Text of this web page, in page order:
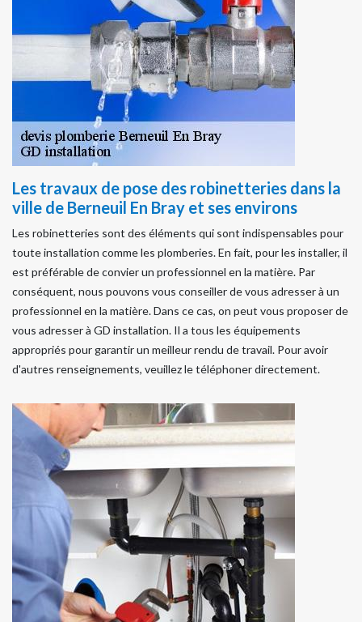
Les travaux de pose des robinetteries dans la
ville de Berneuil En Bray et ses environs
Les robinetteries sont des éléments qui sont indispensables pour
toute installation comme les plomberies. En fait, pour les installer, il
est préférable de convier un professionnel en la matière. Par
conséquent, nous pouvons vous conseiller de vous adresser à un
professionnel en la matière. Dans ce cas, on peut vous proposer de
vous adresser à GD installation. Il a tous les équipements
appropriés pour garantir un meilleur rendu de travail. Pour avoir
d'autres renseignements, veuillez le téléphoner directement.